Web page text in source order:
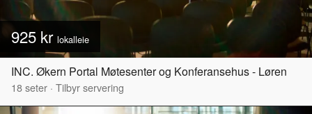
925 kr lokalleie
INC. Økern Portal Møtesenter og Konferansehus - Løren
18seter · Tilbyr servering